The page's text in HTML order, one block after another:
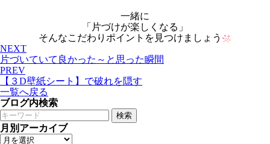
一緒に
「片づけが楽しくなる」
そんなこだわりポイントを見つけましょう
NEXT
片づいていて良かった～と思った瞬間
PREV
【３D壁紙シート】で破れを隠す
一覧へ戻る
ブログ内検索
検索
月別アーカイブ